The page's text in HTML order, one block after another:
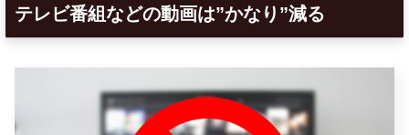
テレビ番組などの動画は”かなり”減る